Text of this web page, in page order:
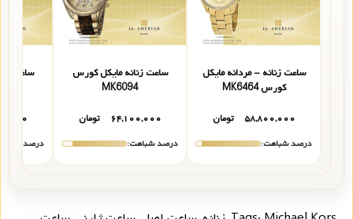
ساعت زنانه - مردانه مایکل
کورس MK6464
۵۸,۸۰۰,۰۰۰
تومان
درصد شباهت:
ساعت زنانه مایکل کورس
MK6094
۶۴,۱۰۰,۰۰۰
تومان
درصد شباهت:
ساعت
درصد